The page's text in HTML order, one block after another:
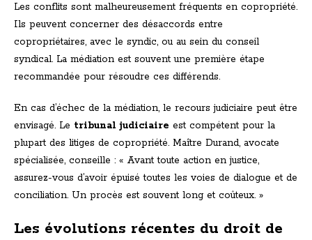
Les conflits sont malheureusement fréquents en copropriété.
Ils peuvent concerner des désaccords entre
copropriétaires, avec le syndic, ou au sein du conseil
syndical. La médiation est souvent une première étape
recommandée pour résoudre ces différends.
En cas d’échec de la médiation, le recours judiciaire peut être
envisagé. Le tribunal judiciaire est compétent pour la
plupart des litiges de copropriété. Maître Durand, avocate
spécialisée, conseille : « Avant toute action en justice,
assurez-vous d’avoir épuisé toutes les voies de dialogue et de
conciliation. Un procès est souvent long et coûteux. »
Les évolutions récentes du droit de